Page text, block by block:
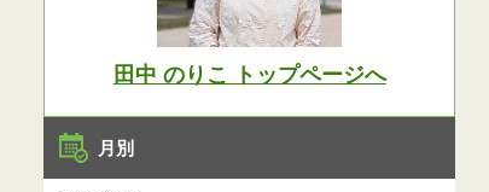
田中 のりこ トップページへ
月別